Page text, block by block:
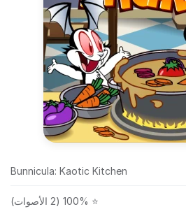
Bunnicula: Kaotic Kitchen
⭐ 100% (2 الأصوات)